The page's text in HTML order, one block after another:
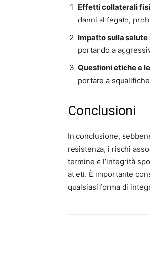
Effetti collaterali
danni al fegato,
Impatto sulla salute
portando a
Questioni etiche e
portare a
Conclusioni
In conclusione,
resistenza, i rischi
termine e l’integrità
atleti. È importante
qualsiasi forma di